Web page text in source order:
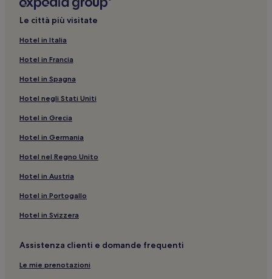
Bagaladi: hotel
Saline Joniche: hotel
Roccaforte del Greco: hotel
Stazione di Brancaleone: hotel nelle vicinanze
Spropolo: hotel
Montebello Jonico: hotel
Ferruzzano: hotel
San Lorenzo: hotel
Melito di Porto Salvo: Hotel con parcheggio
Parrocchia di Maria Santissima Annunziata: hotel nelle
Condofuri: hotel
Pentedattilo: hotel
Le città più visitate
Hotel in Italia
Hotel in Francia
Hotel in Spagna
Hotel negli Stati Uniti
Hotel in Grecia
Hotel in Germania
Hotel nel Regno Unito
Hotel in Austria
Hotel in Portogallo
Hotel in Svizzera
Assistenza clienti e domande frequenti
Le mie prenotazioni